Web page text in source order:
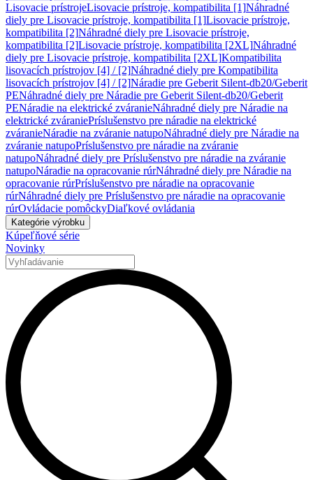
Lisovacie prístrojeLisovacie prístroje, kompatibilita [1]Náhradné
diely pre Lisovacie prístroje, kompatibilita [1]Lisovacie prístroje,
kompatibilita [2]Náhradné diely pre Lisovacie prístroje,
kompatibilita [2]Lisovacie prístroje, kompatibilita [2XL]Náhradné
diely pre Lisovacie prístroje, kompatibilita [2XL]Kompatibilita
lisovacích prístrojov [4] / [2]Náhradné diely pre Kompatibilita
lisovacích prístrojov [4] / [2]Náradie pre Geberit Silent-db20/Geberit
PENáhradné diely pre Náradie pre Geberit Silent-db20/Geberit
PENáradie na elektrické zváranieNáhradné diely pre Náradie na
elektrické zváraniePríslušenstvo pre náradie na elektrické
zváranieNáradie na zváranie natupoNáhradné diely pre Náradie na
zváranie natupoPríslušenstvo pre náradie na zváranie
natupoNáhradné diely pre Príslušenstvo pre náradie na zváranie
natupoNáradie na opracovanie rúrNáhradné diely pre Náradie na
opracovanie rúrPríslušenstvo pre náradie na opracovanie
rúrNáhradné diely pre Príslušenstvo pre náradie na opracovanie
rúrOvládacie pomôckyDiaľkové ovládania
Kategórie výrobku
Kúpeľňové série
Novinky